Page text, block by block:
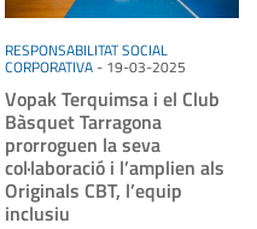
RESPONSABILITAT SOCIAL
CORPORATIVA- 19-03-2025
Vopak Terquimsa i el Club
Bàsquet Tarragona
prorroguen la seva
col·laboració i l’amplien als
Originals CBT, l’equip
inclusiu